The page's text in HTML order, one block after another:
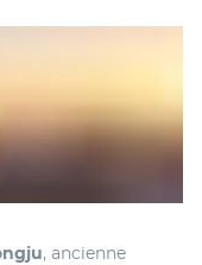
, ancienne